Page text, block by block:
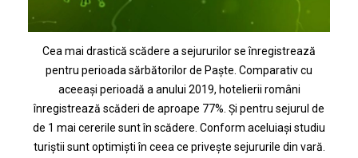
Cea mai drastică scădere a sejururilor se înregistrează
pentru perioada sărbătorilor de Paște. Comparativ cu
aceeași perioadă a anului 2019, hotelierii români
înregistrează scăderi de aproape 77%. Și pentru sejurul de
de 1 mai cererile sunt în scădere. Conform aceluiași studiu
turiștii sunt optimiști în ceea ce privește sejururile din vară.